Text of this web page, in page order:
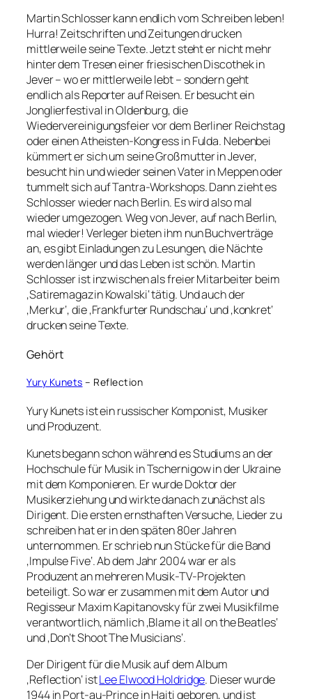
Martin Schlosser kann endlich vom Schreiben leben!
Hurra! Zeitschriften und Zeitungen drucken
mittlerweile seine Texte. Jetzt steht er nicht mehr
hinter dem Tresen einer friesischen Discothek in
Jever – wo er mittlerweile lebt – sondern geht
endlich als Reporter auf Reisen. Er besucht ein
Jonglierfestival in Oldenburg, die
Wiedervereinigungsfeier vor dem Berliner Reichstag
oder einen Atheisten-Kongress in Fulda. Nebenbei
kümmert er sich um seine Großmutter in Jever,
besucht hin und wieder seinen Vater in Meppen oder
tummelt sich auf Tantra-Workshops. Dann zieht es
Schlosser wieder nach Berlin. Es wird also mal
wieder umgezogen. Weg von Jever, auf nach Berlin,
mal wieder! Verleger bieten ihm nun Buchverträge
an, es gibt Einladungen zu Lesungen, die Nächte
werden länger und das Leben ist schön. Martin
Schlosser ist inzwischen als freier Mitarbeiter beim
‚Satiremagazin Kowalski‘ tätig. Und auch der
‚Merkur‘, die ‚Frankfurter Rundschau‘ und ‚konkret‘
drucken seine Texte.
Gehört
Yury Kunets – Reflection
Yury Kunets ist ein russischer Komponist, Musiker
und Produzent.
Kunets begann schon während es Studiums an der
Hochschule für Musik in Tschernigow in der Ukraine
mit dem Komponieren. Er wurde Doktor der
Musikerziehung und wirkte danach zunächst als
Dirigent. Die ersten ernsthaften Versuche, Lieder zu
schreiben hat er in den späten 80er Jahren
unternommen. Er schrieb nun Stücke für die Band
‚Impulse Five‘. Ab dem Jahr 2004 war er als
Produzent an mehreren Musik-TV-Projekten
beteiligt. So war er zusammen mit dem Autor und
Regisseur Maxim Kapitanovsky für zwei Musikfilme
verantwortlich, nämlich ‚Blame it all on the Beatles‘
und ‚Don’t Shoot The Musicians‘.
Der Dirigent für die Musik auf dem Album
‚Reflection‘ istLee Elwood Holdridge. Dieser wurde
1944 in Port-au-Prince in Haiti geboren, und ist